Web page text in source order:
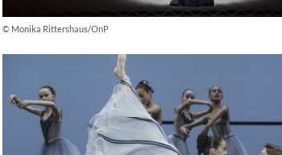
© Monika Rittershaus/OnP